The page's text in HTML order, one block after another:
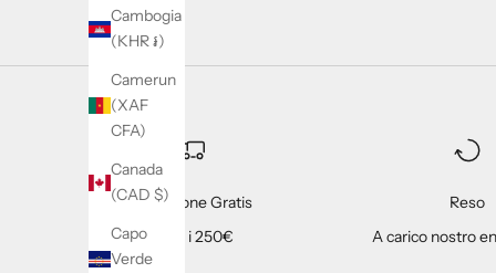
Cambogia
(KHR ៛)
Camerun
(XAF
CFA)
Canada
(CAD $)
Capo
Verde
Spedizione Gratis
Oltre i 250€
Reso
A carico nostro